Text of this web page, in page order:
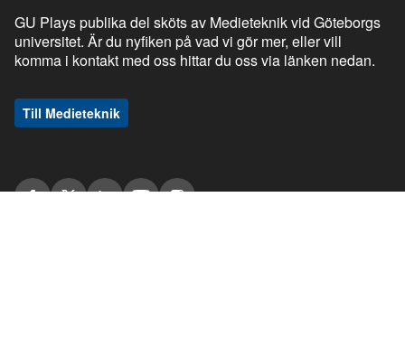
GU Plays publika del sköts av Medieteknik vid Göteborgs
universitet. Är du nyfiken på vad vi gör mer, eller vill
komma i kontakt med oss hittar du oss via länken nedan.
Till Medieteknik